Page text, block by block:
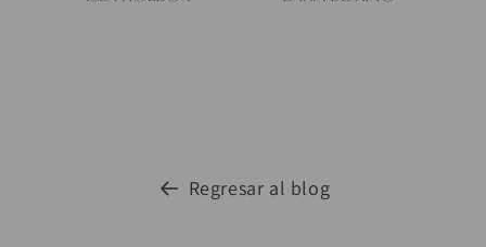
Regresar al blog